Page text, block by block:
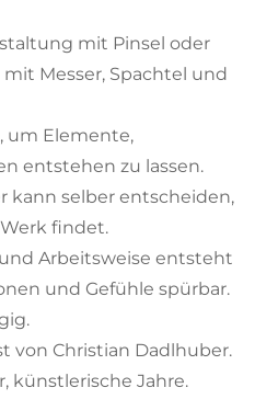
mit Pinsel oder
Messer, Spachtel und
um Elemente,
entstehen zu lassen.
kann selber entscheiden,
findet.
Arbeitsweise entsteht
und Gefühle spürbar.
von Christian Dadlhuber.
künstlerische Jahre.